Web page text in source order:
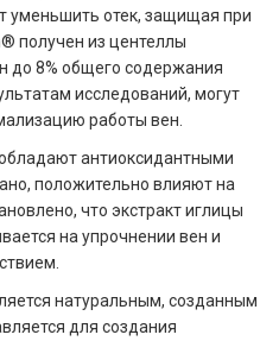
уменьшить отек, защищая при
получен из центеллы
до 8% общего содержания
исследований, могут
работы вен.
антиоксидантными
положительно влияют на
что экстракт иглицы
на упрочнении вен и
натуральным, созданным
для создания